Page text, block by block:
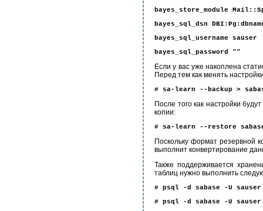
bayes_store_module
bayes_sql_dsn
bayes_sql_username sauser
bayes_sql_password ""
Если у вас уже накоплена
Перед тем как менять
# sa-learn --backup >
После того как настройки
копии:
# sa-learn --restore
Поскольку формат резервной
выполнит конвертирование
Также поддерживается
таблиц нужно выполнить
# psql -d sabase -U
# psql -d sabase -U